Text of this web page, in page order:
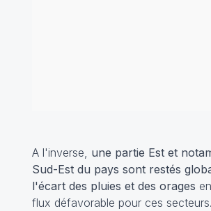
A l'inverse, une partie Est et
Sud-Est du pays sont restés
l'écart des pluies et des orages
flux défavorable pour ces